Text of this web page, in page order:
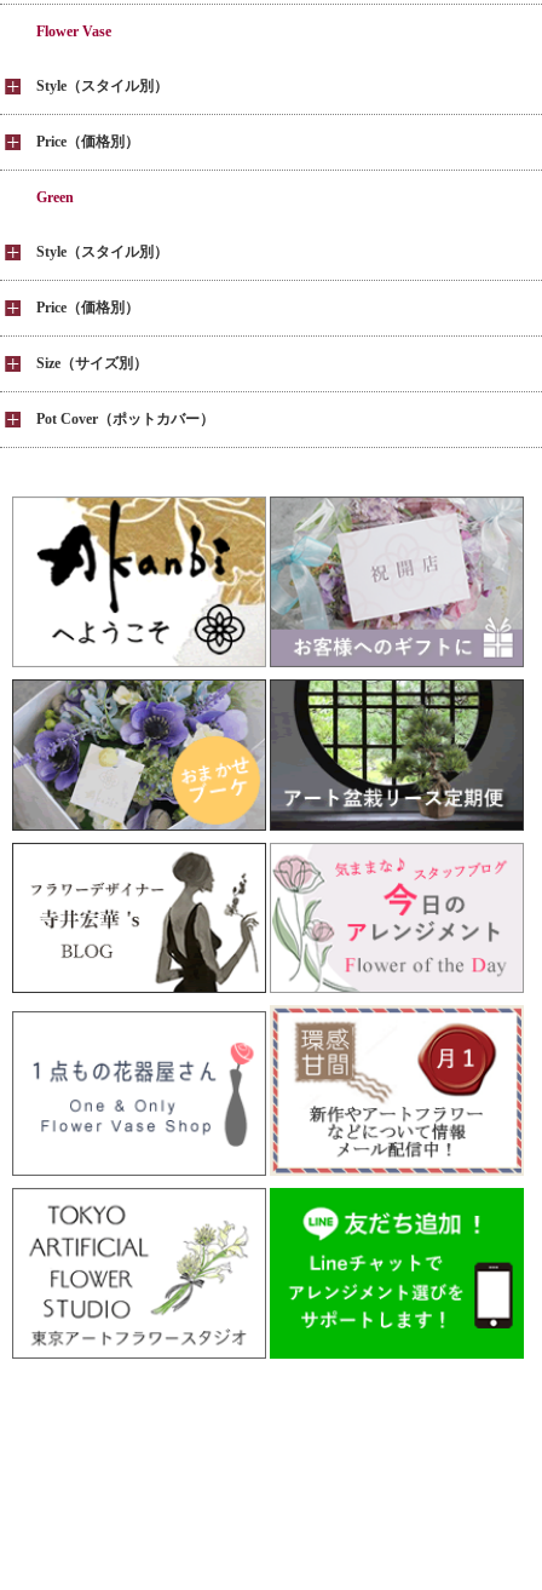
Flower Vase
Style（スタイル別）
Price（価格別）
Green
Style（スタイル別）
Price（価格別）
Size（サイズ別）
Pot Cover（ポットカバー）